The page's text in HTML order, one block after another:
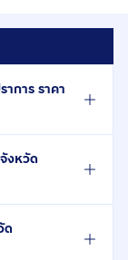
การ ราคา
งหวัด
ด